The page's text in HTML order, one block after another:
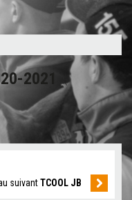
2021
suivantTCOOL JB